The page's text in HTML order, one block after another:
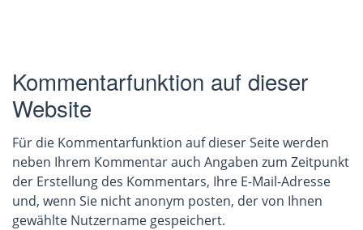
Kommentarfunktion auf dieser
Website
Für die Kommentarfunktion auf dieser Seite werden
neben Ihrem Kommentar auch Angaben zum Zeitpunkt
der Erstellung des Kommentars, Ihre E-Mail-Adresse
und, wenn Sie nicht anonym posten, der von Ihnen
gewählte Nutzername gespeichert.